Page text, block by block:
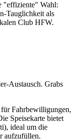
"effiziente" Wahl:
Tauglichkeit als
Club HFW.
Austausch. Grabs
Fahrbewilligungen,
Speisekarte bietet
ideal um die
aufzufüllen.